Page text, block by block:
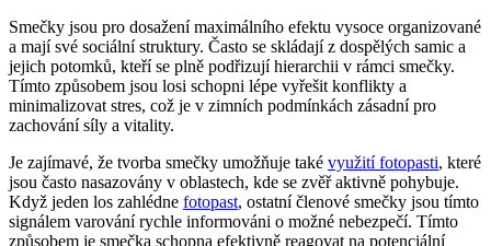
Smečky jsou pro dosažení maximálního efektu vysoce organizované
a mají své sociální struktury. Často se skládají z dospělých samic a
jejich potomků, kteří se plně podřizují hierarchii v rámci smečky.
Tímto způsobem jsou losi schopni lépe vyřešit konflikty a
minimalizovat stres, což je v zimních podmínkách zásadní pro
zachování síly a vitality.
Je zajímavé, že tvorba smečky umožňuje také využití fotopasti, které
jsou často nasazovány v oblastech, kde se zvěř aktivně pohybuje.
Když jeden los zahlédne fotopast, ostatní členové smečky jsou tímto
signálem varování rychle informováni o možné nebezpečí. Tímto
způsobem je smečka schopna efektivně reagovat na potenciální